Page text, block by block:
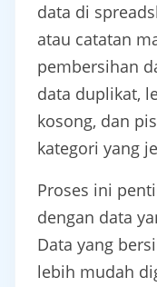
data di
atau catatan
pembersihan
data duplikat,
kosong, dan
kategori yang
Proses ini
dengan data
Data yang
lebih mudah